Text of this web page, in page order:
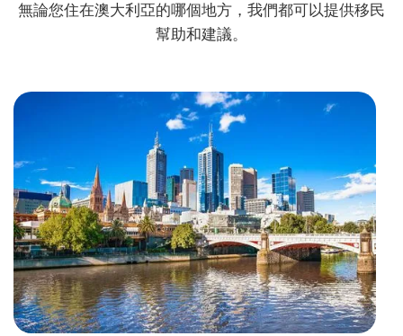
無論您住在澳大利亞的哪個地方，我們都可以提供移民
幫助和建議。